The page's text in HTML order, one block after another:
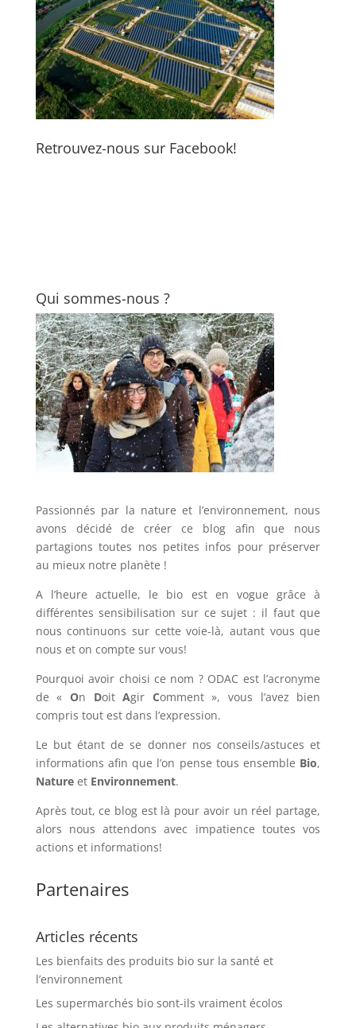
Retrouvez-nous sur Facebook!
Qui sommes-nous ?
Passionnés par la nature et l’environnement, nous
avons décidé de créer ce blog afin que nous
partagions toutes nos petites infos pour préserver
au mieux notre planète !
A l’heure actuelle, le bio est en vogue grâce à
différentes sensibilisation sur ce sujet : il faut que
nous continuons sur cette voie-là, autant vous que
nous et on compte sur vous!
Pourquoi avoir choisi ce nom ? ODAC est l’acronyme
de « On DoitAgir Comment », vous l’avez bien
compris tout est dans l’expression.
Le but étant de se donner nos conseils/astuces et
informations afin que l’on pense tous ensemble Bio,
Natureet Environnement.
Après tout, ce blog est là pour avoir un réel partage,
alors nous attendons avec impatience toutes vos
actions et informations!
Partenaires
Articles récents
Les bienfaits des produits bio sur la santé et
l’environnement
Les supermarchés bio sont-ils vraiment écolos